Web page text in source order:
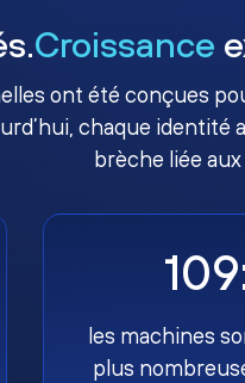
Croissance
ont été conçues
chaque
brèche liée
les machines
plus